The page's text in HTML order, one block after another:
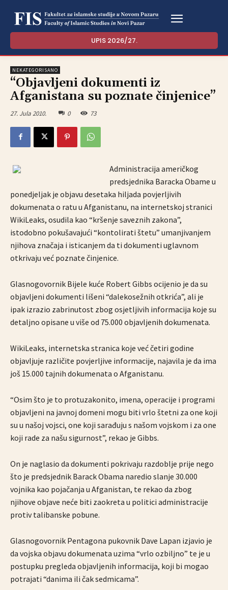
UPIS 2026/27.
NEKATEGORISANO
“Objavljeni dokumenti iz
Afganistana su poznate činjenice”
27. Jula 2010. 0 73
Administracija američkog
predsjednika Baracka Obame u
ponedjeljak je objavu desetaka hiljada povjerljivih
dokumenata o ratu u Afganistanu, na internetskoj stranici
WikiLeaks, osudila kao “kršenje saveznih zakona”,
istodobno pokušavajući “kontolirati štetu” umanjivanjem
njihova značaja i isticanjem da ti dokumenti uglavnom
otkrivaju već poznate činjenice.
Glasnogovornik Bijele kuće Robert Gibbs ocijenio je da su
objavljeni dokumenti lišeni “dalekosežnih otkrića”, ali je
ipak izrazio zabrinutost zbog osjetljivih informacija koje su
detaljno opisane u više od 75.000 objavljenih dokumenata.
WikiLeaks, internetska stranica koje već četiri godine
objavljuje različite povjerljive informacije, najavila je da ima
još 15.000 tajnih dokumenata o Afganistanu.
“Osim što je to protuzakonito, imena, operacije i programi
objavljeni na javnoj domeni mogu biti vrlo štetni za one koji
su u našoj vojsci, one koji sarađuju s našom vojskom i za one
koji rade za našu sigurnost”, rekao je Gibbs.
On je naglasio da dokumenti pokrivaju razdoblje prije nego
što je predsjednik Barack Obama naredio slanje 30.000
vojnika kao pojačanja u Afganistan, te rekao da zbog
njihove objave neće biti zaokreta u politici administracije
protiv talibanske pobune.
Glasnogovornik Pentagona pukovnik Dave Lapan izjavio je
da vojska objavu dokumenata uzima “vrlo ozbiljno” te je u
postupku pregleda objavljenih informacija, koji bi mogao
potrajati “danima ili čak sedmicama”.